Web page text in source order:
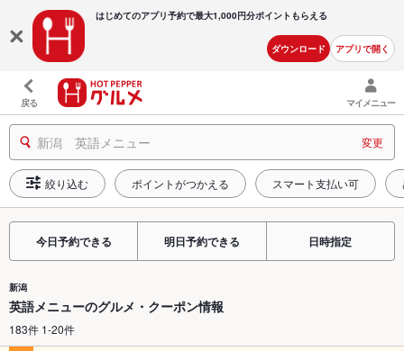
はじめてのアプリ予約で最大1,000円分ポイントもらえる
ダウンロード アプリで開く
戻る マイメニュー
新潟 英語メニュー 変更
絞り込む ポイントがつかえる スマート支払い可
今日予約できる 明日予約できる 日時指定
新潟
英語メニューのグルメ・クーポン情報
183件 1-20件